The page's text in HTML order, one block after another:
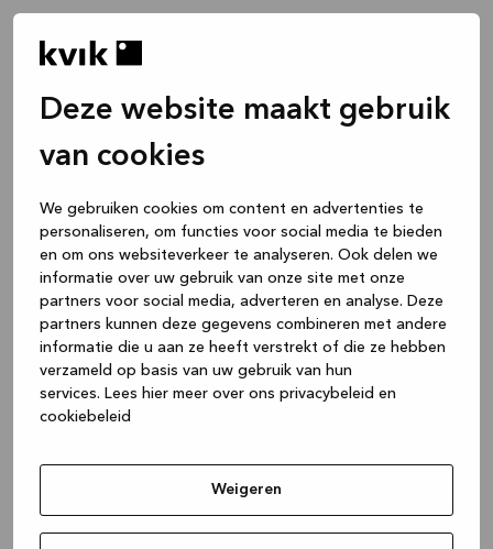
Deze website maakt gebruik
van cookies
We gebruiken cookies om content en advertenties te
personaliseren, om functies voor social media te bieden
en om ons websiteverkeer te analyseren. Ook delen we
informatie over uw gebruik van onze site met onze
partners voor social media, adverteren en analyse. Deze
partners kunnen deze gegevens combineren met andere
informatie die u aan ze heeft verstrekt of die ze hebben
verzameld op basis van uw gebruik van hun
services. Lees hier meer over ons privacybeleid en
cookiebeleid
Weigeren
(see the browser console for more
information).